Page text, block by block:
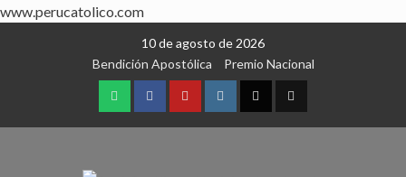
www.perucatolico.com
10 de agosto de 2026
Bendición Apostólica
Premio Nacional
WhatsAppFacebookYoutubeInstagram
X TikTok